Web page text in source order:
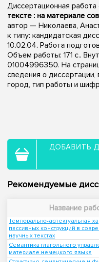
Диссертационная работа
тексте : на материале
автор — Николаева,
к типу: кандидатская
10.02.04. Работа
Объем работы: 171 с..
01004996350. На
сведения о диссертации,
город, тип работы и
ДОБАВИТЬ
Рекомендуемые
Название
Темпорально-аспектуальная
пассивных конструкций в
научных текстах
Семантика глагольного
материале немецкого языка